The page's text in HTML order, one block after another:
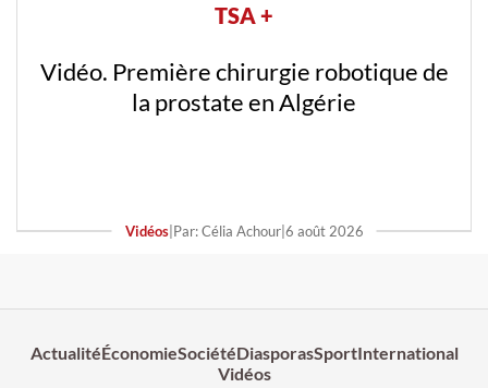
TSA +
Vidéo. Première chirurgie robotique de
la prostate en Algérie
Vidéos|Par: Célia Achour|6 août 2026
ActualitéÉconomieSociétéDiasporasSportInternational
Vidéos